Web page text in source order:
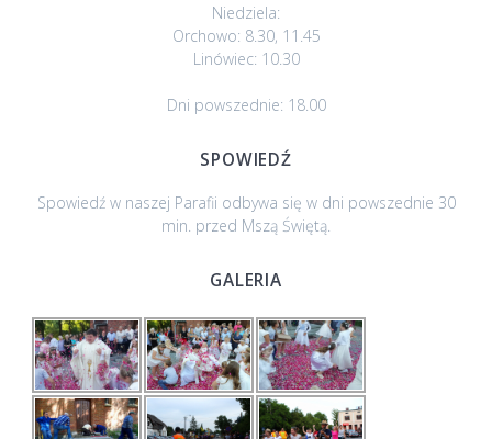
Niedziela:
Orchowo: 8.30, 11.45
Linówiec: 10.30
Dni powszednie: 18.00
SPOWIEDŹ
Spowiedź w naszej Parafii odbywa się w dni powszednie 30
min. przed Mszą Świętą.
GALERIA